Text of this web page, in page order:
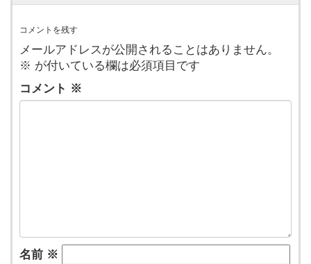
コメントを残す
メールアドレスが公開されることはありません。
※ が付いている欄は必須項目です
コメント ※
名前 ※